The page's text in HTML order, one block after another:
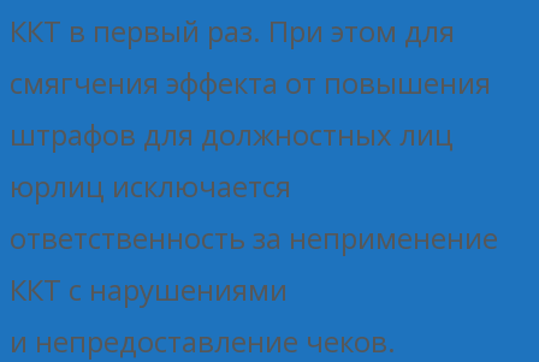
ККТ в первый раз. При этом для
смягчения эффекта от повышения
штрафов для должностных лиц
юрлиц исключается
ответственность за неприменение
ККТ с нарушениями
и непредоставление чеков.